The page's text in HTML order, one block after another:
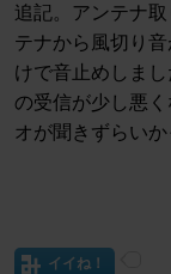
追記。アンテナ
テナから風切り
けで音止めしま
の受信が少し悪
オが聞きずらいか
イイね！